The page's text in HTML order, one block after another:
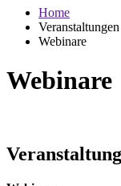
Home
Veranstaltungen
Webinare
Webinare